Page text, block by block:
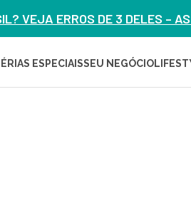
VEJA ERROS DE 3 DELES –
ESPECIAISSEU NEGÓCIO